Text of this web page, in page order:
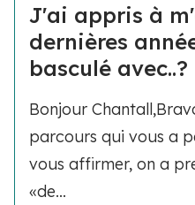
J'ai appris à
dernières
basculé avec..?
Bonjour
parcours qui vous a
vous affirmer, on a
«de...